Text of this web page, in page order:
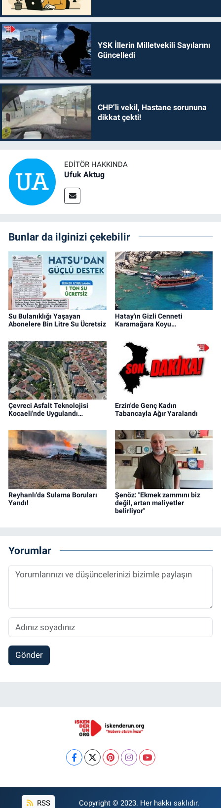
YSK İllerin Milletvekili Sayılarını
Güncelledi
CHP’li vekil, Hastane sorununa
dikkat çekti!
EDITÖR HAKKINDA
Ufuk Aktug
Bunlar da ilginizi çekebilir
Su Bulanıklığı Yaşayan
Abonelere Bin Litre Su Ücretsiz
Hatay'ın Gizli Cenneti
Karamağara Koyu…
Çevreci Asfalt Teknolojisi
Kocaeli'nde Uygulandı…
Erzin'de Genç Kadın
Tabancayla Ağır Yaralandı
Reyhanlı'da Sulama Boruları
Yandı!
Şenöz: "Ekmek zammını biz
değil, artan maliyetler
belirliyor"
Yorumlar
Gönder
RSS Copyright © 2023. Her hakkı saklıdır.